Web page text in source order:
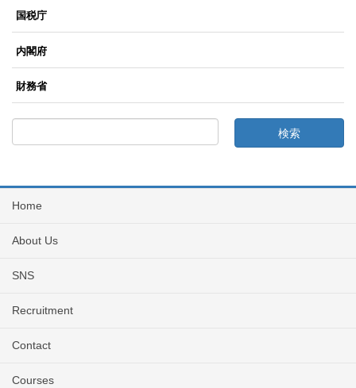
国税庁
内閣府
財務省
Home
About Us
SNS
Recruitment
Contact
Courses